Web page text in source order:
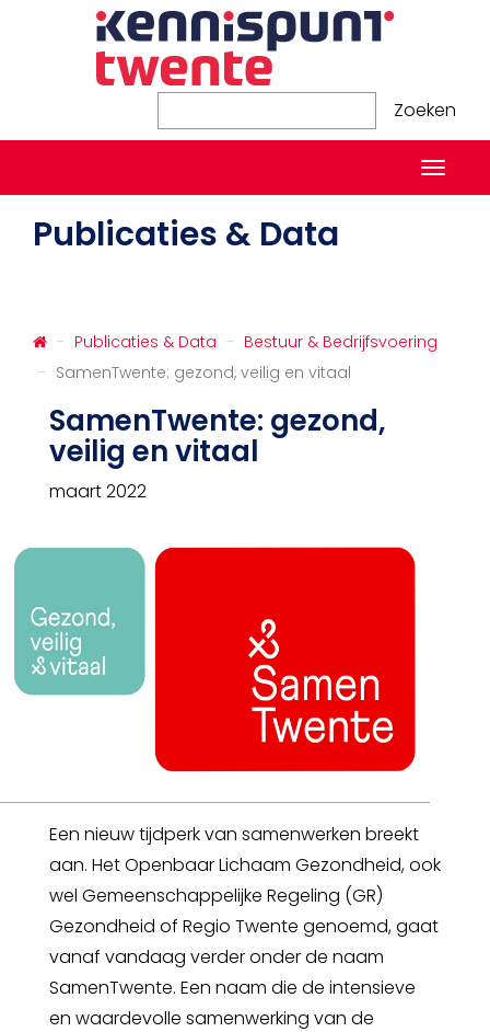
Zoeken Zoeken
Publicaties & Data
Publicaties & Data
Bestuur & Bedrijfsvoering
SamenTwente: gezond, veilig en vitaal
SamenTwente: gezond,
veilig en vitaal
maart 2022
Een nieuw tijdperk van samenwerken breekt
aan. Het Openbaar Lichaam Gezondheid, ook
wel Gemeenschappelijke Regeling (GR)
Gezondheid of Regio Twente genoemd, gaat
vanaf vandaag verder onder de naam
SamenTwente. Een naam die de intensieve
en waardevolle samenwerking van de